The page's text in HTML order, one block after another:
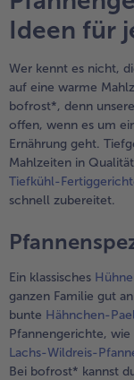
Ideen für
Wer kennt es nicht,
auf eine warme
bofrost*, denn unsere
offen, wenn es um
Ernährung geht.
Mahlzeiten in
Tiefkühl-
schnell zubereitet.
Ein klassisches
ganzen Familie gut
bunte Hähnchen-
Pfannengerichte, wie
Lachs-Wildreis-
Bei bofrost* kannst